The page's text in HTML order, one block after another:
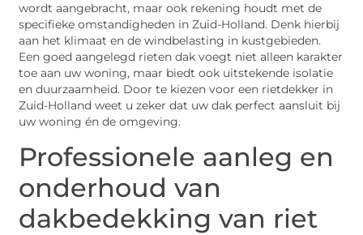
wordt aangebracht, maar ook rekening houdt met de
specifieke omstandigheden in Zuid-Holland. Denk hierbij
aan het klimaat en de windbelasting in kustgebieden.
Een goed aangelegd rieten dak voegt niet alleen karakter
toe aan uw woning, maar biedt ook uitstekende isolatie
en duurzaamheid. Door te kiezen voor een rietdekker in
Zuid-Holland weet u zeker dat uw dak perfect aansluit bij
uw woning én de omgeving.
Professionele aanleg en
onderhoud van
dakbedekking van riet